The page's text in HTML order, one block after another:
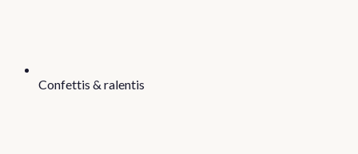
Confettis & ralentis